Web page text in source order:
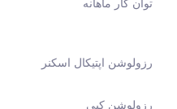
توان کار ماهانه
رزولوشن اپتیکال اسکنر
رزولوشن کپی